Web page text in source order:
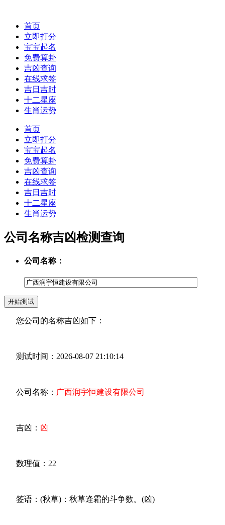
首页
立即打分
宝宝起名
免费算卦
吉凶查询
在线求签
吉日吉时
十二星座
生肖运势
首页
立即打分
宝宝起名
免费算卦
吉凶查询
在线求签
吉日吉时
十二星座
生肖运势
公司名称吉凶检测查询
公司名称：
您公司的名称吉凶如下：
测试时间：2026-08-07 21:10:14
公司名称： 广西润宇恒建设有限公司
吉凶： 凶
数理值：22
签语：(秋草)：秋草逢霜的斗争数。(凶)